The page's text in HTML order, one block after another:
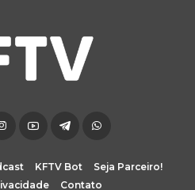
KFTV Bot
Seja Parceiro!
Contato